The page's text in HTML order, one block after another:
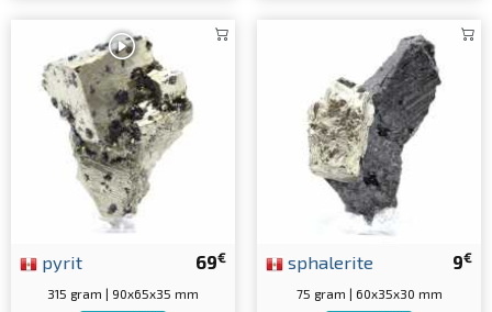
69€
pyrit
315 gram | 90x65x35 mm
9€
sphalerite
75 gram | 60x35x30 mm